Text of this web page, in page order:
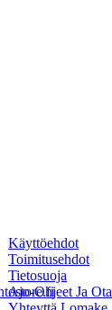
Käyttöehdot
Toimitusehdot
Tietosuoja
Ajo-Ohjeet Ja Ota